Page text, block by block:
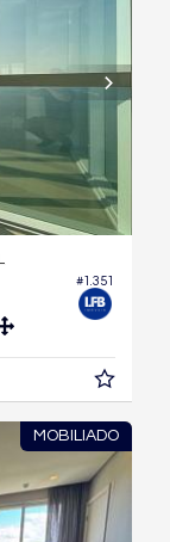
#1.351
MOBILIADO